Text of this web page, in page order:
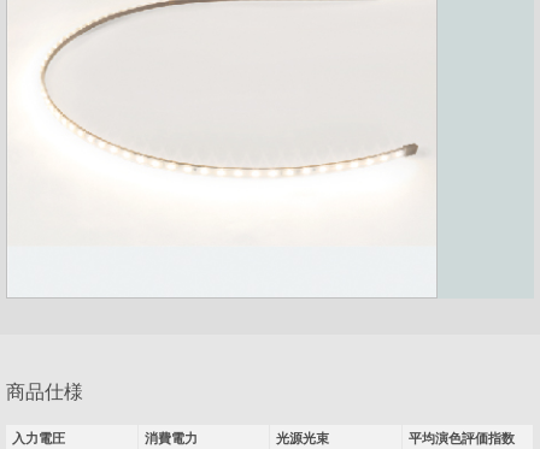
会社概要
事業所所在地
ニュース
採用情報 カタログダウンロード
サイトマップ
商品仕様
入力電圧 消費電力 光源光束 平均演色評価指数